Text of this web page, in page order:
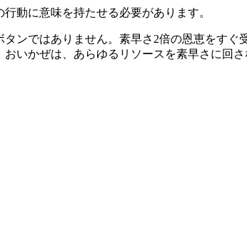
動に意味を持たせる必要があります。
ンではありません。素早さ2倍の恩恵をすぐ
いかぜは、あらゆるリソースを素早さに回